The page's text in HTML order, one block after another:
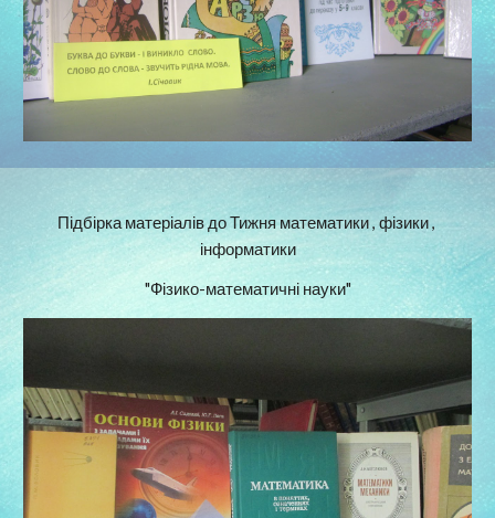
Підбірка матеріалів до Тижня математики , фізики ,
інформатики
"Фізико-математичні науки"